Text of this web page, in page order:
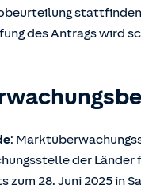
des Antrags wird
:
der Länder
zum 28. Juni 2025 in